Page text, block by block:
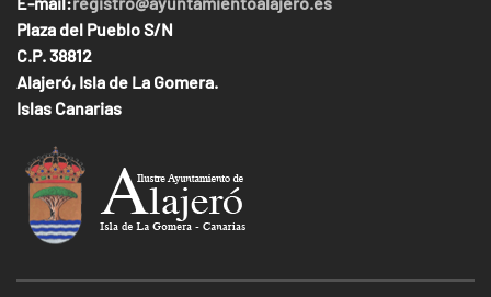
Plaza del Pueblo S/N
C.P. 38812
Alajeró, Isla de La Gomera.
Islas Canarias